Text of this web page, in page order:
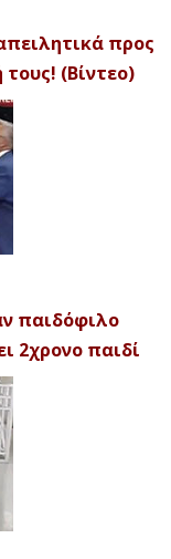
προς
(Βίντεο)
παιδόφιλο
2χρονο παιδί